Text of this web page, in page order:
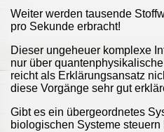
Weiter werden tausende
pro Sekunde erbracht!
Dieser ungeheuer komplexe
nur über
reicht als Erklärungsansatz
diese Vorgänge sehr gut
Gibt es ein übergeordnetes
biologischen Systeme steuern